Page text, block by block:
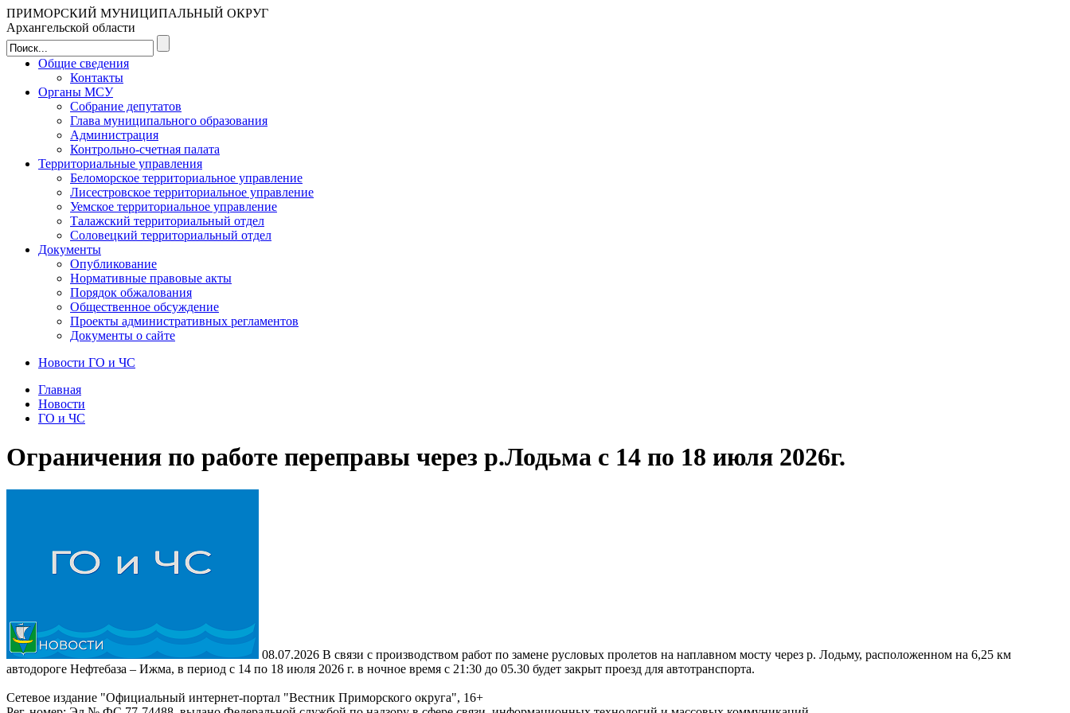
ПРИМОРСКИЙ МУНИЦИПАЛЬНЫЙ ОКРУГ
Архангельской области
Общие сведения
Контакты
Органы МСУ
Собрание депутатов
Глава муниципального образования
Администрация
Контрольно-счетная палата
Территориальные управления
Беломорское территориальное управление
Лисестровское территориальное управление
Уемское территориальное управление
Талажский территориальный отдел
Соловецкий территориальный отдел
Документы
Опубликование
Нормативные правовые акты
Порядок обжалования
Общественное обсуждение
Проекты административных регламентов
Документы о сайте
Новости ГО и ЧС
Главная
Новости
ГО и ЧС
Ограничения по работе переправы через р.Лодьма с 14 по 18 июля 2026г.
08.07.2026 В связи с производством работ по замене русловых пролетов на наплавном мосту через р. Лодьму, расположенном на 6,25 км
автодороге Нефтебаза – Ижма, в период с 14 по 18 июля 2026 г. в ночное время с 21:30 до 05.30 будет закрыт проезд для автотранспорта.
Сетевое издание "Официальный интернет-портал "Вестник Приморского округа", 16+